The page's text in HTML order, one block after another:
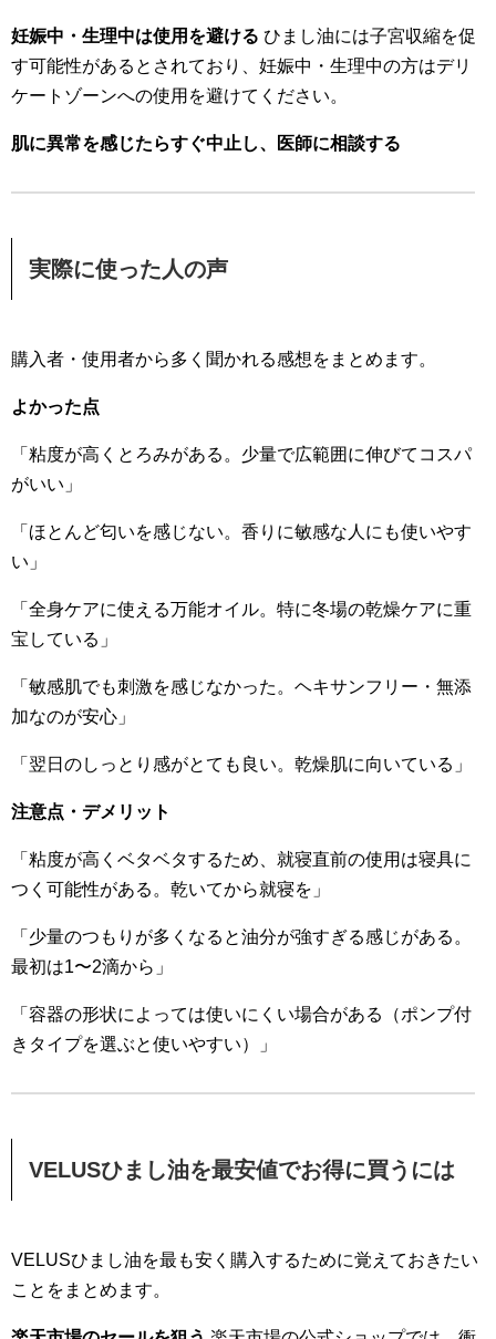
妊娠中・生理中は使用を避ける ひまし油には子宮収縮を促
す可能性があるとされており、妊娠中・生理中の方はデリ
ケートゾーンへの使用を避けてください。
肌に異常を感じたらすぐ中止し、医師に相談する
実際に使った人の声
購入者・使用者から多く聞かれる感想をまとめます。
よかった点
「粘度が高くとろみがある。少量で広範囲に伸びてコスパ
がいい」
「ほとんど匂いを感じない。香りに敏感な人にも使いやす
い」
「全身ケアに使える万能オイル。特に冬場の乾燥ケアに重
宝している」
「敏感肌でも刺激を感じなかった。ヘキサンフリー・無添
加なのが安心」
「翌日のしっとり感がとても良い。乾燥肌に向いている」
注意点・デメリット
「粘度が高くベタベタするため、就寝直前の使用は寝具に
つく可能性がある。乾いてから就寝を」
「少量のつもりが多くなると油分が強すぎる感じがある。
最初は1〜2滴から」
「容器の形状によっては使いにくい場合がある（ポンプ付
きタイプを選ぶと使いやすい）」
VELUSひまし油を最安値でお得に買うには
VELUSひまし油を最も安く購入するために覚えておきたい
ことをまとめます。